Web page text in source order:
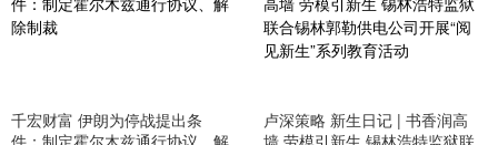
千宏财富 伊朗为停战提出条
件：制定霍尔木兹通行协议、解
卢深策略 新生日记 | 书香润高
墙 劳模引新生 锡林浩特监狱联